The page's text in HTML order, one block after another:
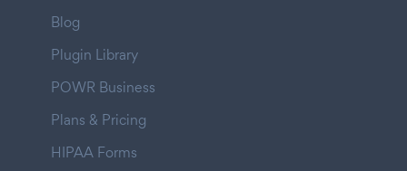
Blog
Plugin Library
POWR Business
Plans & Pricing
HIPAA Forms